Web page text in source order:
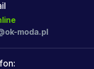
moda.pl